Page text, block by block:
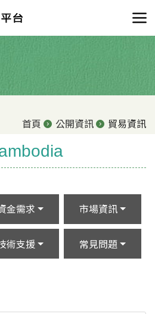
首頁 公開資訊 貿易資訊
金需求 市場資訊
術支援 常見問題